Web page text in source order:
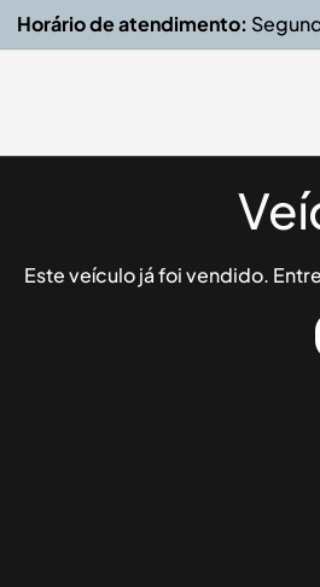
Horário de atendimento:
Este veículo já foi vendido.